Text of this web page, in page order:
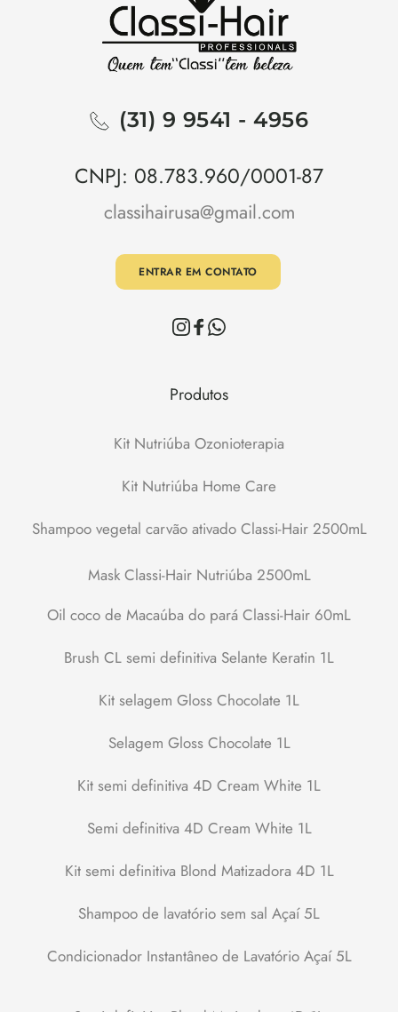
(31) 9 9541 - 4956
CNPJ: 08.783.960/0001-87
classihairusa@gmail.com
ENTRAR EM CONTATO
Produtos
Kit Nutriúba Ozonioterapia
Kit Nutriúba Home Care
Shampoo vegetal carvão ativado Classi-Hair 2500mL
Mask Classi-Hair Nutriúba 2500mL
Oil coco de Macaúba do pará Classi-Hair 60mL
Brush CL semi definitiva Selante Keratin 1L
Kit selagem Gloss Chocolate 1L
Selagem Gloss Chocolate 1L
Kit semi definitiva 4D Cream White 1L
Semi definitiva 4D Cream White 1L
Kit semi definitiva Blond Matizadora 4D 1L
Shampoo de lavatório sem sal Açaí 5L
Condicionador Instantâneo de Lavatório Açaí 5L